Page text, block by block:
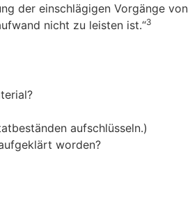
der einschlägigen Vorgänge
nicht zu leisten ist.“3
aufschlüsseln.)
worden?